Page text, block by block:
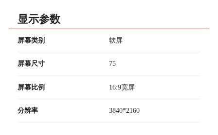
显示参数
屏幕类别 软屏
屏幕尺寸 75
屏幕比例 16:9宽屏
分辨率 3840*2160